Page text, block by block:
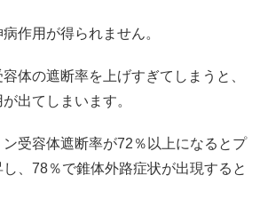
作用が得られません。
体の遮断率を上げすぎてしまうと、
出てしまいます。
受容体遮断率が72％以上になるとプ
、78％で錐体外路症状が出現すると